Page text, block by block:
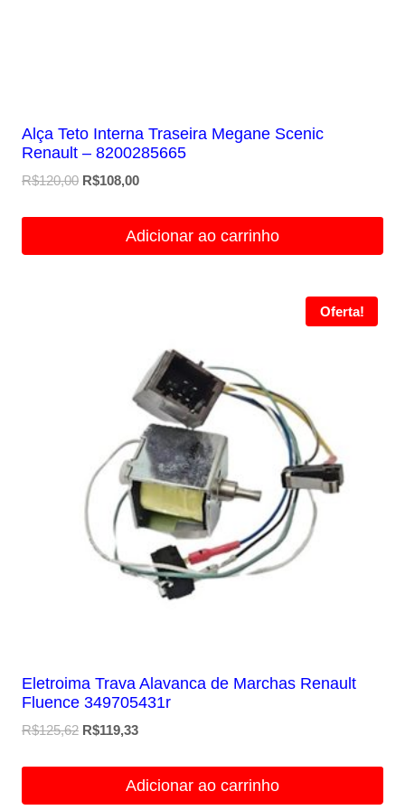
Alça Teto Interna Traseira Megane Scenic
Renault – 8200285665
R$120,00 O
R$108,00O
é:
Adicionar ao carrinho
Oferta!
Eletroima Trava Alavanca de Marchas Renault
Fluence 349705431r
R$125,62 O
R$119,33O
é:
Adicionar ao carrinho